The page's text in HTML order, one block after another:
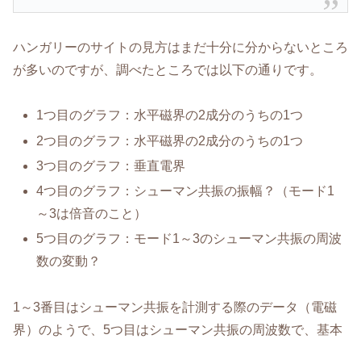
ハンガリーのサイトの見方はまだ十分に分からないところ
が多いのですが、調べたところでは以下の通りです。
1つ目のグラフ：水平磁界の2成分のうちの1つ
2つ目のグラフ：水平磁界の2成分のうちの1つ
3つ目のグラフ：垂直電界
4つ目のグラフ：シューマン共振の振幅？（モード1
～3は倍音のこと）
5つ目のグラフ：モード1～3のシューマン共振の周波
数の変動？
1～3番目はシューマン共振を計測する際のデータ（電磁
界）のようで、5つ目はシューマン共振の周波数で、基本